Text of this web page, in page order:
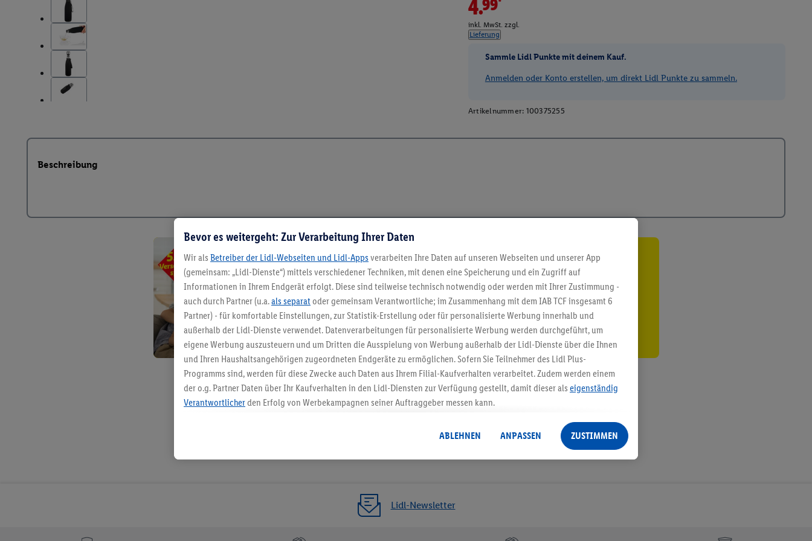
4.99*
inkl. MwSt. zzgl.
Lieferung
Sammle Lidl Punkte mit deinem Kauf.
Anmelden oder Konto erstellen, um direkt Lidl Punkte zu sammeln.
Artikelnummer: 100375255
Beschreibung
5.95 € Versand sparen³²ᵃ
Jetzt zum Newsletter anmelden
Gutschein sichern!
Lidl-Newsletter
Bevor es weitergeht: Zur Verarbeitung Ihrer Daten
Wir als Betreiber der Lidl-Webseiten und Lidl-Apps verarbeiten Ihre Daten auf unseren Webseiten und unserer App
(gemeinsam: „Lidl-Dienste“) mittels verschiedener Techniken, mit denen eine Speicherung und ein Zugriff auf
Informationen in Ihrem Endgerät erfolgt. Diese sind teilweise technisch notwendig oder werden mit Ihrer Zustimmung -
auch durch Partner (u.a.als separat oder gemeinsam Verantwortliche; im Zusammenhang mit dem IAB TCF insgesamt 6
Partner) - für komfortable Einstellungen, zur Statistik-Erstellung oder für personalisierte Werbung innerhalb und
außerhalb der Lidl-Dienste verwendet. Datenverarbeitungen für personalisierte Werbung werden durchgeführt, um
eigene Werbung auszusteuern und um Dritten die Ausspielung von Werbung außerhalb der Lidl-Dienste über die Ihnen
und Ihren Haushaltsangehörigen zugeordneten Endgeräte zu ermöglichen. Sofern Sie Teilnehmer des Lidl Plus-
Programms sind, werden für diese Zwecke auch Daten aus Ihrem Filial-Kaufverhalten verarbeitet. Zudem werden einem
der o.g. Partner Daten über Ihr Kaufverhalten in den Lidl-Diensten zur Verfügung gestellt, damit dieser als eigenständig
Verantwortlicherden Erfolg von Werbekampagnen seiner Auftraggeber messen kann.
angereicherten Profilen. Dies umfasst die Zusammenführung von Daten (z.B. über Ihre Nutzung der Lidl-Dienste, Ihr
Kaufverhalten in den Lidl-Diensten, Informationen aus Ihrem Kundenkonto - z.B. Alter oder Geschlecht - sowie Ihre
genauen Standortdaten) auch über verschiedene Endgeräte und Lidl-Dienste hinweg einschließlich dem Speichern von
Erfolgsmessung der Werbung, zur Zielgruppenforschung, zur Entwicklung von Angeboten sowie zur technischen
Sicherung und Optimierung dieser Werbeausspielungen.
ABLEHNEN ANPASSEN ZUSTIMMEN